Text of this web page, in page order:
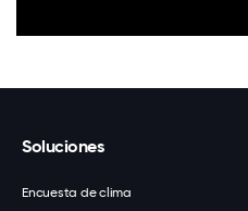
Soluciones
Encuesta de clima